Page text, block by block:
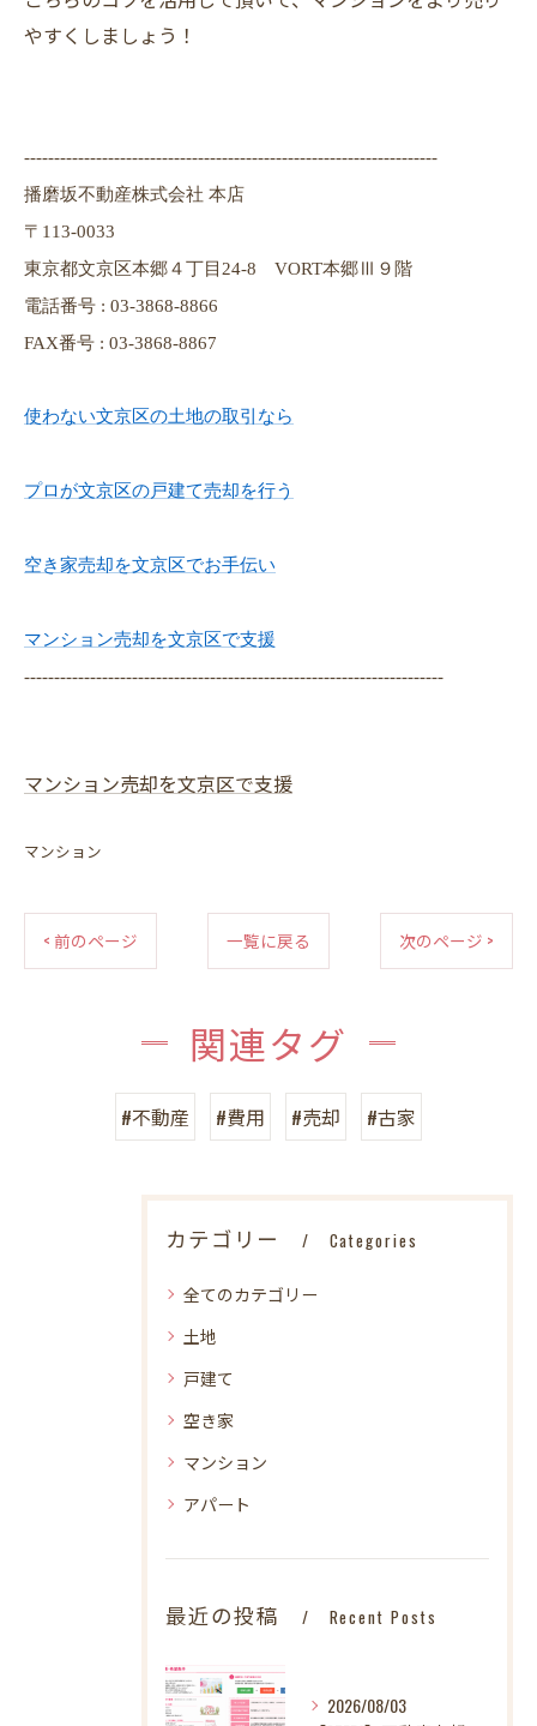
やすくしましょう！
---------------------------------------------------------------------
播磨坂不動産株式会社 本店
〒113-0033
東京都文京区本郷４丁目24-8 VORT本郷Ⅲ９階
電話番号 : 03-3868-8866
FAX番号 : 03-3868-8867
使わない文京区の土地の取引なら
プロが文京区の戸建て売却を行う
空き家売却を文京区でお手伝い
マンション売却を文京区で支援
----------------------------------------------------------------------
マンション売却を文京区で支援
マンション
< 前のページ 一覧に戻る 次のページ >
関連タグ
#不動産 #費用 #売却 #古家
カテゴリー Categories
全てのカテゴリー
土地
戸建て
空き家
マンション
アパート
最近の投稿 Recent Posts
2026/08/03